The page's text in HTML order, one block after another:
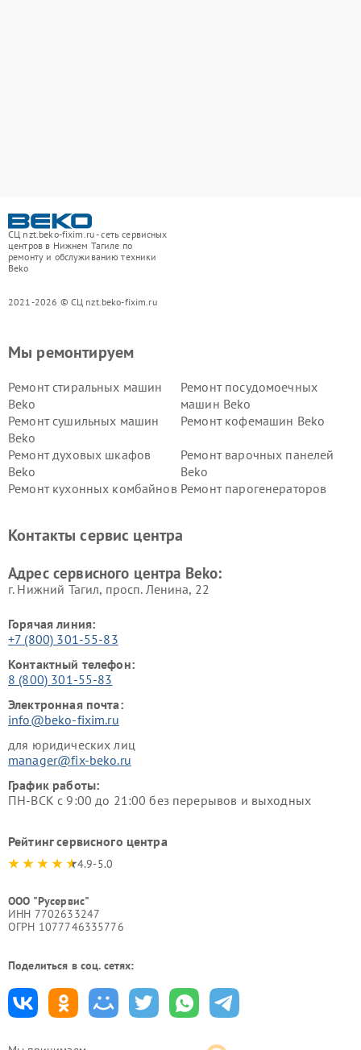
СЦ nzt.beko-fixim.ru - сеть сервисных
центров в Нижнем Тагиле по
ремонту и обслуживанию техники
Beko
2021-2026 © СЦ nzt.beko-fixim.ru
Мы ремонтируем
Ремонт стиральных машин
Beko
Ремонт посудомоечных
машин Beko
Ремонт сушильных машин
Beko
Ремонт кофемашин Beko
Ремонт духовых шкафов
Beko
Ремонт варочных панелей
Beko
Ремонт кухонных комбайнов Ремонт парогенераторов
Ремонт холодильников Beko Ремонт морозильных камер
Контакты сервис центра
Адрес сервисного центра Beko:
г. Нижний Тагил, просп. Ленина, 22
Горячая линия:
+7 (800) 301-55-83
Контактный телефон:
8 (800) 301-55-83
Электронная почта:
info@beko-fixim.ru
для юридических лиц
manager@fix-beko.ru
График работы:
ПН-ВСК с 9:00 до 21:00 без перерывов и выходных
Рейтинг сервисного центра
4.9-5.0
ООО "Русервис"
ИНН 7702633247
ОГРН 1077746335776
Поделиться в соц. сетях: